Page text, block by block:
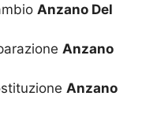
Anzano Del
Anzano
Anzano